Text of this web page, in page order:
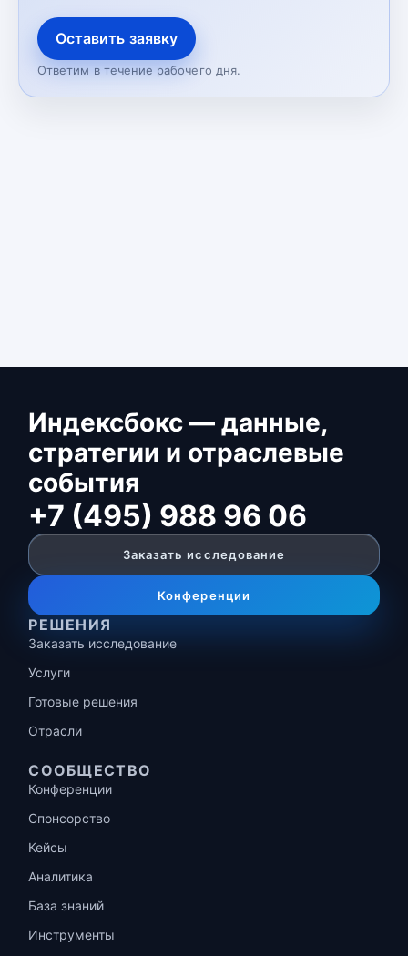
Оставить заявку
Ответим в течение рабочего дня.
Индексбокс — данные,
стратегии и отраслевые
события
+7 (495) 988 96 06
Заказать исследование
Конференции
РЕШЕНИЯ
Заказать исследование
Услуги
Готовые решения
Отрасли
СООБЩЕСТВО
Конференции
Спонсорство
Кейсы
Аналитика
База знаний
Инструменты